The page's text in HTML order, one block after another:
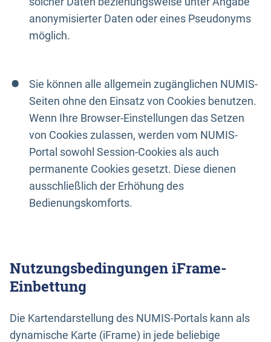
anonymisierter Daten oder eines Pseudonyms
möglich.
Sie können alle allgemein zugänglichen NUMIS-
Seiten ohne den Einsatz von Cookies benutzen.
Wenn Ihre Browser-Einstellungen das Setzen
von Cookies zulassen, werden vom NUMIS-
Portal sowohl Session-Cookies als auch
permanente Cookies gesetzt. Diese dienen
ausschließlich der Erhöhung des
Bedienungskomforts.
Nutzungsbedingungen iFrame-
Einbettung
Die Kartendarstellung des NUMIS-Portals kann als
dynamische Karte (iFrame) in jede beliebige